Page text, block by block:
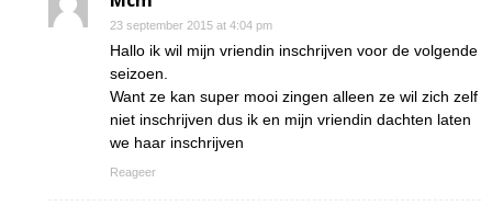
23 september 2015 at 4:04 pm
Hallo ik wil mijn vriendin inschrijven voor de volgende
seizoen.
Want ze kan super mooi zingen alleen ze wil zich zelf
niet inschrijven dus ik en mijn vriendin dachten laten
we haar inschrijven
Reageer